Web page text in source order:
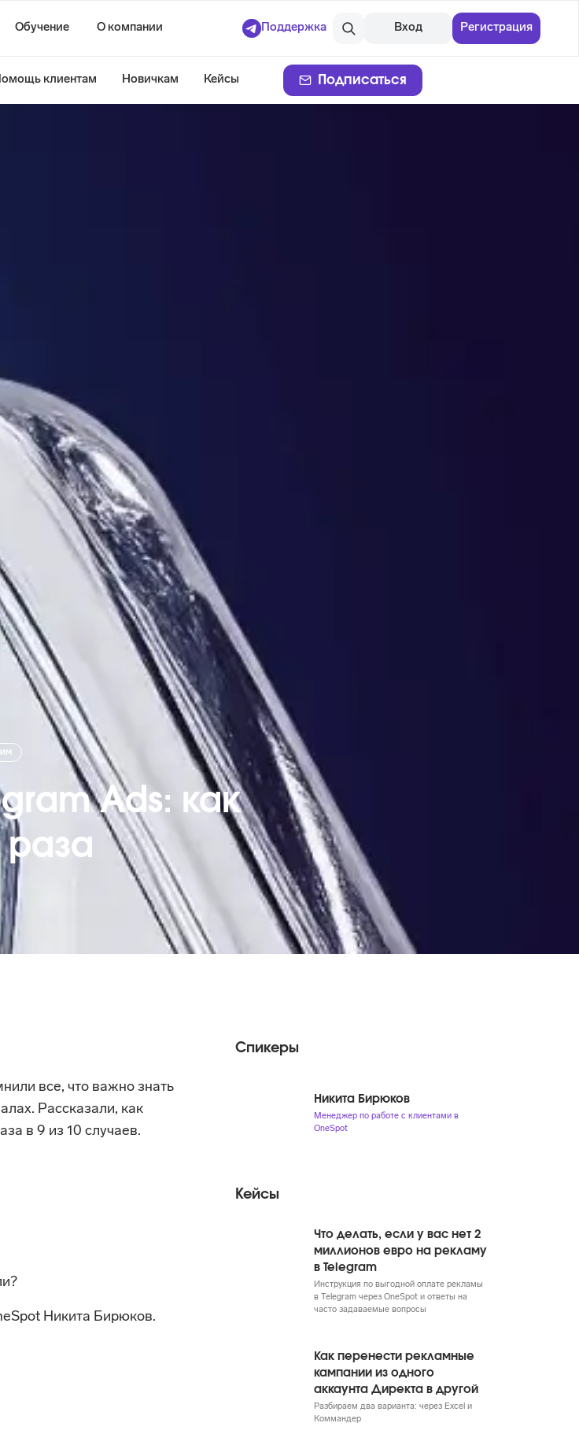
Обучение О компании Поддержка Вход Регистрация
клиентам Новичкам Кейсы Подписаться
Ads: как
раза
все, что важно знать
Рассказали, как
в 9 из 10 случаев.
Никита Бирюков.
Спикеры
Никита Бирюков
Менеджер по работе с клиентами в
OneSpot
Кейсы
Что делать, если у вас нет 2
миллионов евро на рекламу
в Telegram
Инструкция по выгодной оплате рекламы
в Telegram через OneSpot и ответы на
часто задаваемые вопросы
Как перенести рекламные
кампании из одного
аккаунта Директа в другой
Разбираем два варианта: через Excel и
Коммандер